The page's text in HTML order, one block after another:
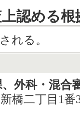
認める根
れる。
外科・混合
橋二丁目1番